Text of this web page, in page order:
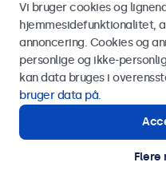
USB-C
1x video, lyd, touch
USB-A
Via USB-C til USB-A-
funktionaliteten og skal
eller VGA for billede.
AUX indgang (3,5mm)
Dansk
©
Eller ring til os
Kontakt vores specialister.
Vi bruger cookies og
hjemmesidefunktionalitet,
annoncering. Cookies og
personlige og ikke-
kan data bruges i
bruger data på.
Flere